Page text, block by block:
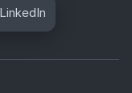
LinkedIn